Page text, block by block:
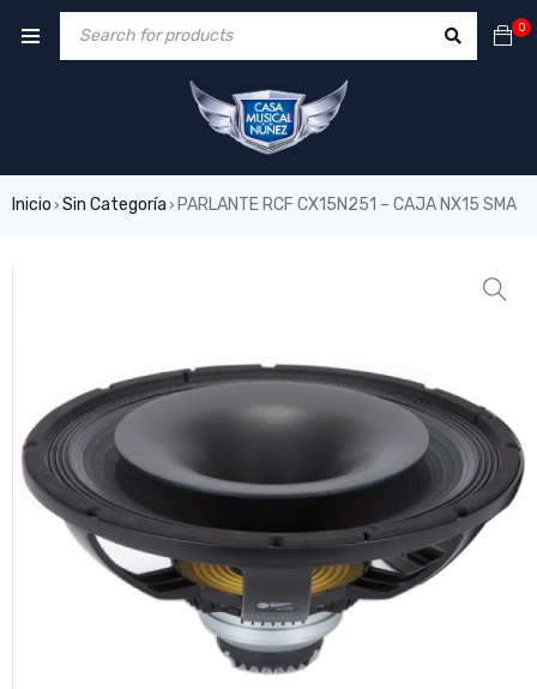
0
Inicio › Sin Categoría › PARLANTE RCF CX15N251 – CAJA NX15 SMA